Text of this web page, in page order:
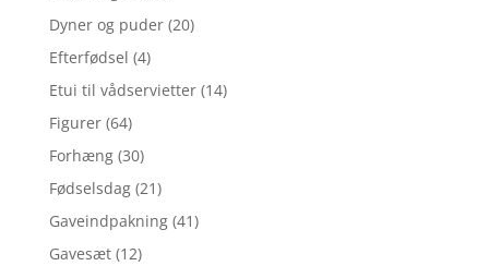
Dyner og puder (20)
Efterfødsel (4)
Etui til vådservietter (14)
Figurer (64)
Forhæng (30)
Fødselsdag (21)
Gaveindpakning (41)
Gavesæt (12)